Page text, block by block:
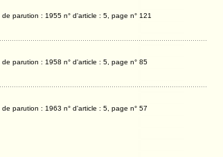
de parution : 1955 n° d'article : 5, page n° 121
de parution : 1958 n° d'article : 5, page n° 85
de parution : 1963 n° d'article : 5, page n° 57